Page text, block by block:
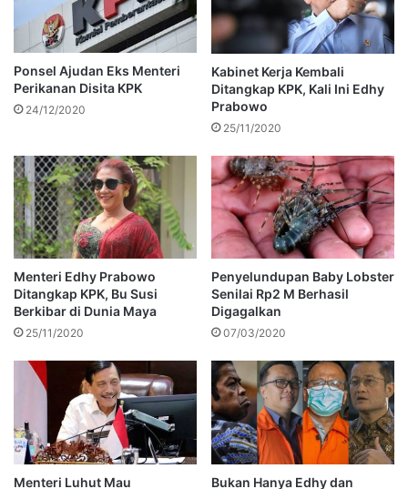
Ponsel Ajudan Eks Menteri
Perikanan Disita KPK
24/12/2020
Kabinet Kerja Kembali
Ditangkap KPK, Kali Ini Edhy
Prabowo
25/11/2020
Menteri Edhy Prabowo
Ditangkap KPK, Bu Susi
Berkibar di Dunia Maya
25/11/2020
Penyelundupan Baby Lobster
Senilai Rp2 M Berhasil
Digagalkan
07/03/2020
Menteri Luhut Mau
Bukan Hanya Edhy dan